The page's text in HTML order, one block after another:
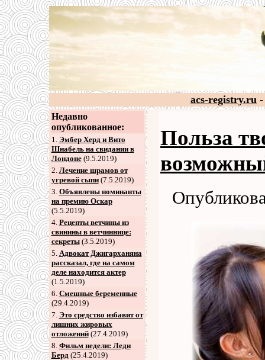
acs-registry.ru -
Недавно
опубликованное:
1. Эмбер Херд и Вито
Шнабель на свидании в
Лондоне(9.5.2019)
2. Лечение шрамов от
угревой сыпи(7.5.2019)
3. Объявлены номинанты
на премию Оскар
(5.5.2019)
4. Рецепты ветчины из
свинины в ветчиннице:
секреты(3.5.2019)
5. Адвокат Джигарханяна
рассказал, где на самом
деле находится актер
(1.5.2019)
6. Смешные беременные
(29.4.2019)
7. Это средство избавит от
лишних жировых
отложений(27.4.2019)
8. Фильм недели: Леди
Берд(25.4.2019)
Польза